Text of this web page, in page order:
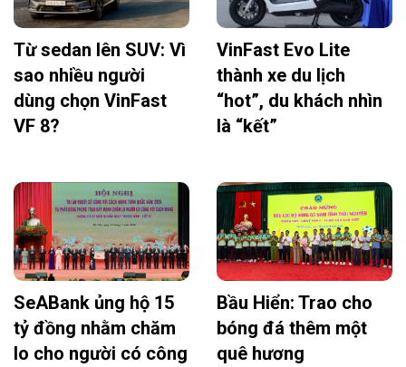
Từ sedan lên SUV: Vì
sao nhiều người
dùng chọn VinFast
VF 8?
VinFast Evo Lite
thành xe du lịch
“hot”, du khách nhìn
là “kết”
SeABank ủng hộ 15
tỷ đồng nhằm chăm
lo cho người có công
Bầu Hiển: Trao cho
bóng đá thêm một
quê hương